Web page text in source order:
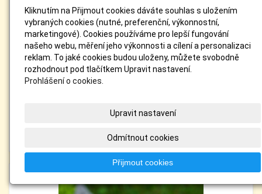
Zasněnka
Fotografií: 25
Datum: 5. 6. 2026
Kliknutím na Přijmout cookies dáváte souhlas s uložením
vybraných cookies (nutné, preferenční, výkonnostní,
marketingové). Cookies používáme pro lepší fungování
našeho webu, měření jeho výkonnosti a cílení a personalizaci
reklam. To jaké cookies budou uloženy, můžete svobodně
rozhodnout pod tlačítkem Upravit nastavení.
Prohlášení o cookies.
Upravit nastavení
Odmítnout cookies
Přijmout cookies